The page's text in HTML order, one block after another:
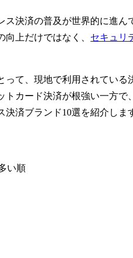
決済の普及が世界的に進ん
上だけではなく、 セキュリ
って、現地で利用されてい
カード決済が根強い一方
決済ブランド10選を紹介し
い順